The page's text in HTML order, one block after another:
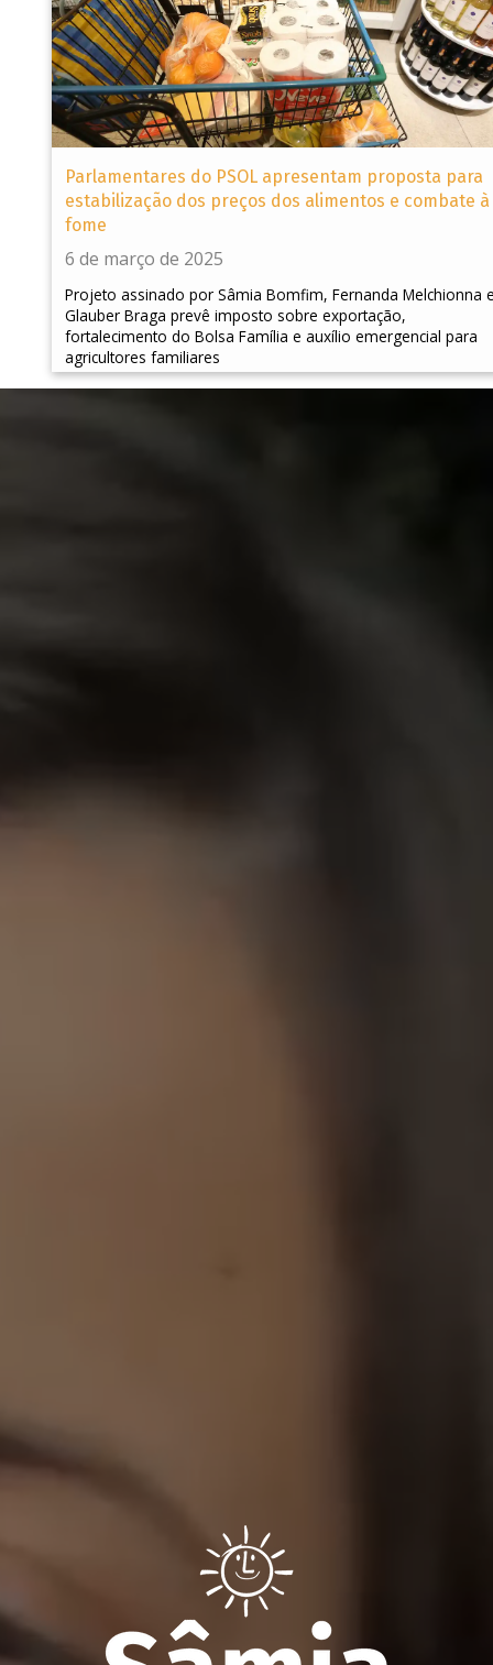
Parlamentares do PSOL apresentam proposta para
estabilização dos preços dos alimentos e combate à
fome
6 de março de 2025
Projeto assinado por Sâmia Bomfim, Fernanda Melchionna
Glauber Braga prevê imposto sobre exportação,
fortalecimento do Bolsa Família e auxílio emergencial para
agricultores familiares